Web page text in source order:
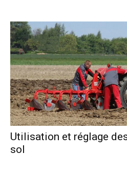
Utilisation et réglage
sol